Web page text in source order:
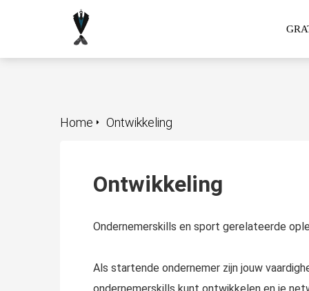
Ontwikkeling
Home
Ontwikkeling
Ondernemerskills en sport gerelateerde
Als startende ondernemer zijn jouw